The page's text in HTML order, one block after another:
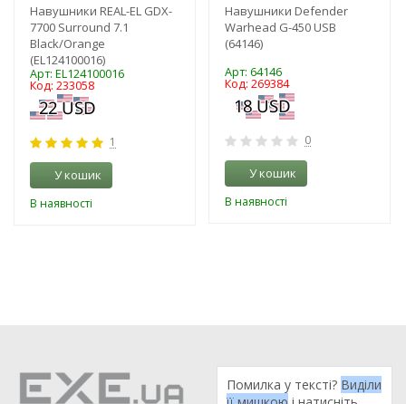
Навушники REAL-EL GDX-
7700 Surround 7.1
Black/Orange
(EL124100016)
Арт: EL124100016
Код: 233058
1
У кошик
В наявності
Навушники Defender
Warhead G-450 USB
(64146)
Арт: 64146
Код: 269384
0
У кошик
В наявності
Помилка у тексті? Виділи